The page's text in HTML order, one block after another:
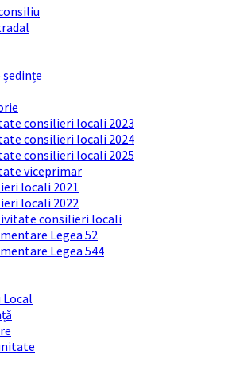
ședințe
consilieri locali 2023
consilieri locali 2024
consilieri locali 2025
viceprimar
locali 2021
locali 2022
consilieri locali
Legea 52
Legea 544
Local